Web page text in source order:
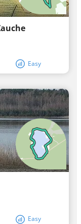
Easy
Easy